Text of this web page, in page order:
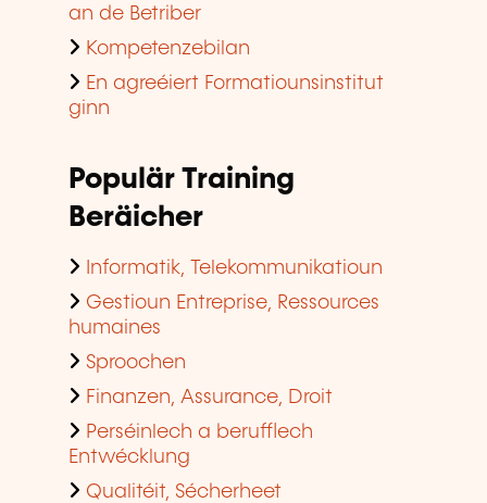
an de Betriber
Kompetenzebilan
En agreéiert Formatiounsinstitut
ginn
Populär Training
Beräicher
Informatik, Telekommunikatioun
Gestioun Entreprise, Ressources
humaines
Sproochen
Finanzen, Assurance, Droit
Perséinlech a berufflech
Entwécklung
Qualitéit, Sécherheet